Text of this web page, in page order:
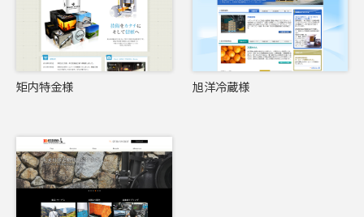
矩内特金様 旭洋冷蔵様